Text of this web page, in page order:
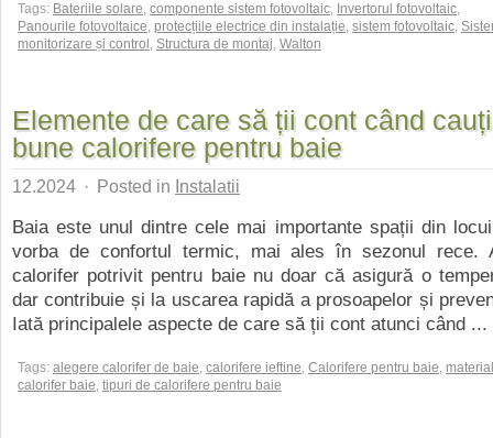
Tags: Bateriile solare, componente sistem fotovoltaic, Invertorul fotovoltaic,
Panourile fotovoltaice, protecțiile electrice din instalație, sistem fotovoltaic,
monitorizare și control , Structura de montaj, Walton
Elemente de care să ții cont când
bune calorifere pentru baie
12.2024 · Posted in Instalatii
Baia este unul dintre cele mai importante spații din
vorba de confortul termic, mai ales în sezonul rece.
calorifer potrivit pentru baie nu doar că asigură o
dar contribuie și la uscarea rapidă a prosoapelor și
Iată principalele aspecte de care să ții cont atunci când ...
Tags: alegere calorifer de baie, calorifere ieftine, Calorifere pentru baie, material
calorifer baie, tipuri de calorifere pentru baie